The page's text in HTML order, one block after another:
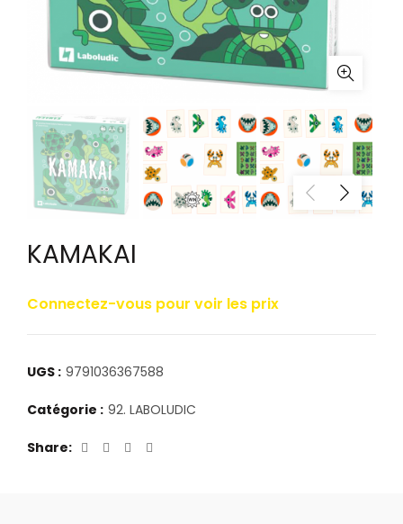
KAMAKAI
Connectez-vous pour voir les prix
UGS : 9791036367588
Catégorie : 92. LABOLUDIC
Share